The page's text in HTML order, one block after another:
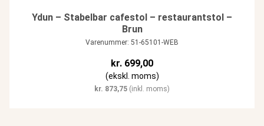
Ydun – Stabelbar cafestol – restaurantstol –
Brun
Varenummer: 51-65101-WEB
kr. 699,00
(ekskl. moms)
kr. 873,75 (inkl. moms)